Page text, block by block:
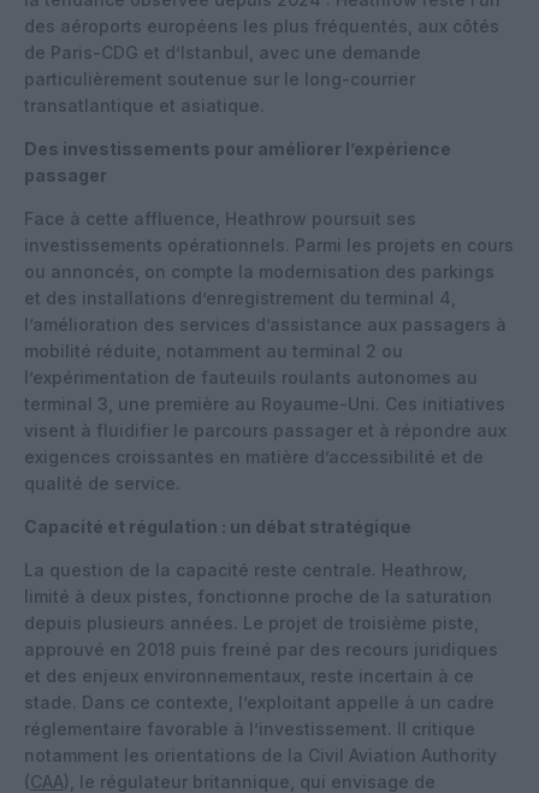
des aéroports européens les plus fréquentés, aux côtés
de Paris-CDG et d’Istanbul, avec une demande
particulièrement soutenue sur le long-courrier
transatlantique et asiatique.
Des investissements pour améliorer l’expérience
passager
Face à cette affluence, Heathrow poursuit ses
investissements opérationnels. Parmi les projets en cours
ou annoncés, on compte la modernisation des parkings
et des installations d’enregistrement du terminal 4,
l’amélioration des services d’assistance aux passagers à
mobilité réduite, notamment au terminal 2 ou
l’expérimentation de fauteuils roulants autonomes au
terminal 3, une première au Royaume-Uni. Ces initiatives
visent à fluidifier le parcours passager et à répondre aux
exigences croissantes en matière d’accessibilité et de
qualité de service.
Capacité et régulation : un débat stratégique
La question de la capacité reste centrale. Heathrow,
limité à deux pistes, fonctionne proche de la saturation
depuis plusieurs années. Le projet de troisième piste,
approuvé en 2018 puis freiné par des recours juridiques
et des enjeux environnementaux, reste incertain à ce
stade. Dans ce contexte, l’exploitant appelle à un cadre
réglementaire favorable à l’investissement. Il critique
notamment les orientations de la Civil Aviation Authority
(CAA), le régulateur britannique, qui envisage de